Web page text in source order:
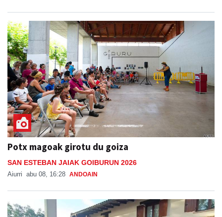
Potx magoak girotu du goiza
SAN ESTEBAN JAIAK GOIBURUN 2026
Aiurri abu 08, 16:28 ANDOAIN